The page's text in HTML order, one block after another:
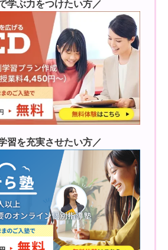
学ぶ力をつけたい方／
習を充実させたい方／